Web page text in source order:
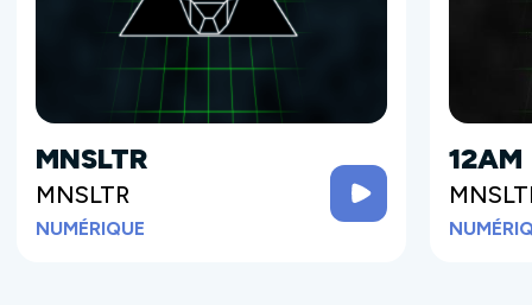
MNSLTR
MNSLTR
NUMÉRIQUE
12AM